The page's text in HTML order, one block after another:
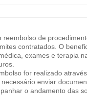
reembolso de
contratados. O
exames e terapia
for realizado
enviar
o andamento das